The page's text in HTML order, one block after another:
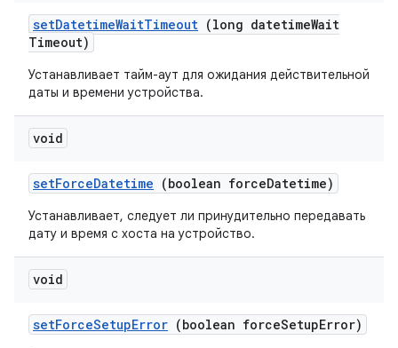
setDatetimeWaitTimeout (long datetimeWait
Timeout)
Устанавливает тайм-аут для ожидания действительной
даты и времени устройства.
void
setForceDatetime (boolean forceDatetime)
Устанавливает, следует ли принудительно передавать
дату и время с хоста на устройство.
void
setForceSetupError (boolean forceSetupError)